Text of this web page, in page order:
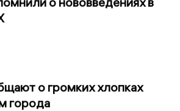
о громких хлопках
города